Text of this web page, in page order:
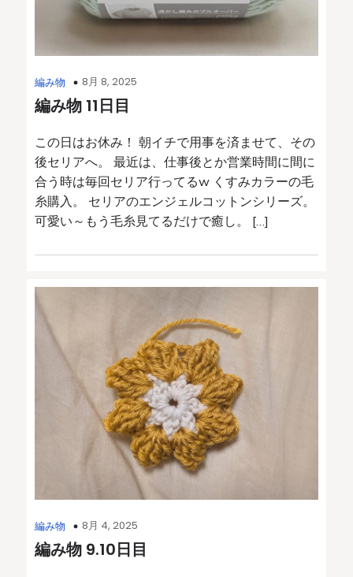
編み物 8月 8, 2025
編み物 11日目
この日はお休み！ 朝イチで用事を済ませて、その
後セリアへ。 最近は、仕事後とか営業時間に間に
合う時は毎回セリア行ってるw くすみカラーの毛
糸購入。 セリアのエンジェルコットンシリーズ。
可愛い～もう毛糸見てるだけで癒し。 […]
編み物 8月 4, 2025
編み物 9.10日目